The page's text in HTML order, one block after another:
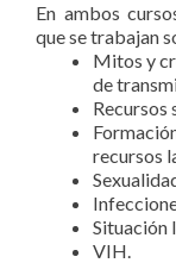
En ambos
que se trabajan
Mitos y
de
Recursos
recursos
Situación
VIH.